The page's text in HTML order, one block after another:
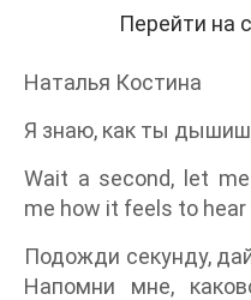
Перейти на
Наталья Костина
Я знаю, как ты
Wait a second, let
me how it feels to hear
Подожди секунду,
Напомни мне,